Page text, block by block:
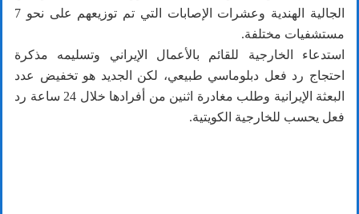
الجالية الهندية وعشرات الإصابات التي تم توزيعهم على نحو 7
مستشفيات مختلفة.
استدعاء الخارجية للقائم بالأعمال الإيراني وتسليمه مذكرة
احتجاج رد فعل دبلوماسي طبيعي، لكن الجديد هو تخفيض عدد
البعثة الإيرانية وطلب مغادرة اثنين من أفرادها خلال 24 ساعة رد
فعل يحسب للخارجية الكويتية.